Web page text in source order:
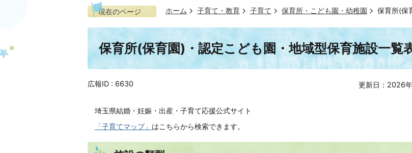
現在のページ ホーム 子育て・教育 子育て 保育所・こども園・幼稚園 保育所(保
保育所(保育園)・認定こども園・地域型保育施設一覧
更新日：2026
広報ID : 6630
埼玉県結婚・妊娠・出産・子育て応援公式サイト
「子育てマップ」 はこちらから検索できます。